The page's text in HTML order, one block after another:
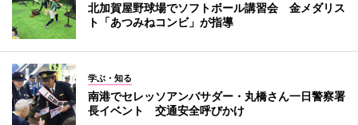
北加賀屋野球場でソフトボール講習会 金メダリス
ト「あつみねコンビ」が指導
学ぶ・知る
南港でセレッソアンバサダー・丸橋さん一日警察署
長イベント 交通安全呼びかけ